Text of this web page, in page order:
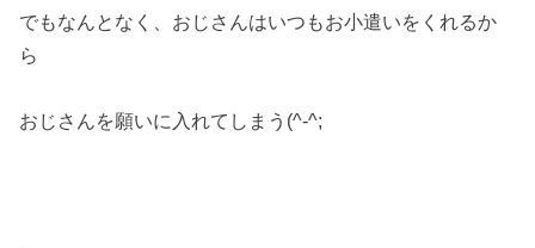
でもなんとなく、おじさんはいつもお小遣いをくれるか
ら
おじさんを願いに入れてしまう(^-^;